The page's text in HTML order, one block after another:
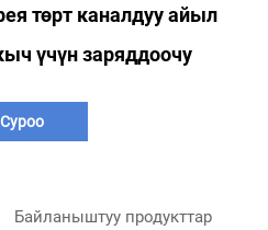
төрт каналдуу айыл
үчүн заряддоочу
Суроо
Байланыштуу продукттар